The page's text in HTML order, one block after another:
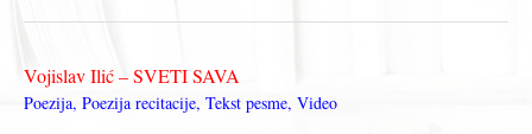
BIO
SREĆNO
Vojislav Ilić – SVETI SAVA
Poezija, Poezija recitacije, Tekst pesme, Video